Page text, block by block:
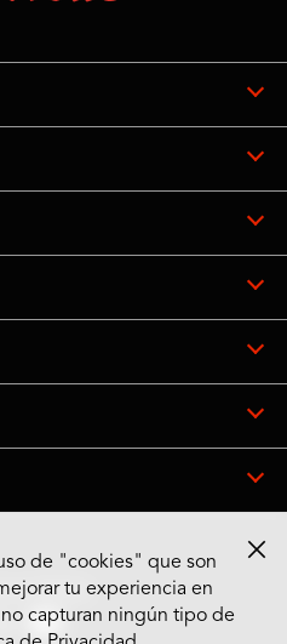
en Redes
de "cookies" que son
tu experiencia en
capturan ningún tipo de